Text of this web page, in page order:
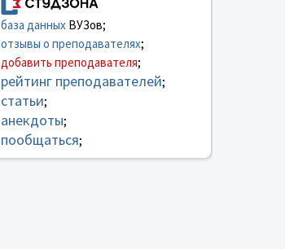
база данныхВУЗов;
отзывы о преподавателях;
добавить преподавателя;
рейтинг преподавателей;
статьи;
анекдоты;
пообщаться;